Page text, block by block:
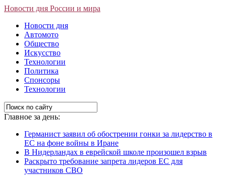
Новости дня России и мира
Новости дня
Автомото
Общество
Искусство
Технологии
Политика
Спонсоры
Технологии
Главное за день:
Германист заявил об обострении гонки за лидерство в
ЕС на фоне войны в Иране
В Нидерландах в еврейской школе произошел взрыв
Раскрыто требование запрета лидеров ЕС для
участников СВО